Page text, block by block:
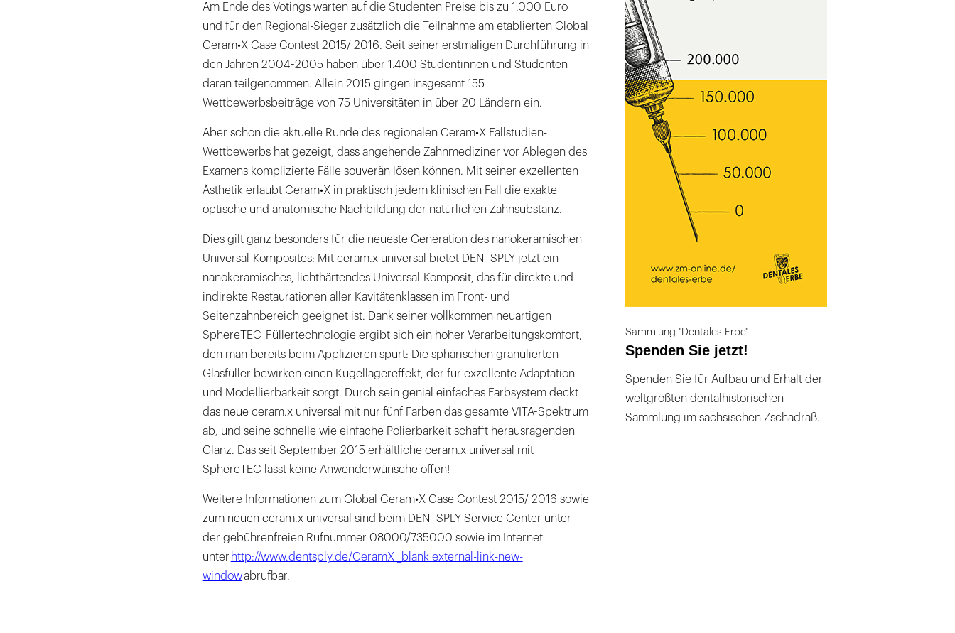
Am Ende des Votings warten auf die Studenten Preise bis zu 1.000 Euro
und für den Regional-Sieger zusätzlich die Teilnahme am etablierten Global
Ceram•X Case Contest 2015/ 2016. Seit seiner erstmaligen Durchführung in
den Jahren 2004-2005 haben über 1.400 Studentinnen und Studenten
daran teilgenommen. Allein 2015 gingen insgesamt 155
Wettbewerbsbeiträge von 75 Universitäten in über 20 Ländern ein.
Aber schon die aktuelle Runde des regionalen Ceram•X Fallstudien-
Wettbewerbs hat gezeigt, dass angehende Zahnmediziner vor Ablegen des
Examens komplizierte Fälle souverän lösen können. Mit seiner exzellenten
Ästhetik erlaubt Ceram•X in praktisch jedem klinischen Fall die exakte
optische und anatomische Nachbildung der natürlichen Zahnsubstanz.
Dies gilt ganz besonders für die neueste Generation des nanokeramischen
Universal-Komposites: Mit ceram.x universal bietet DENTSPLY jetzt ein
nanokeramisches, lichthärtendes Universal-Komposit, das für direkte und
indirekte Restaurationen aller Kavitätenklassen im Front- und
Seitenzahnbereich geeignet ist. Dank seiner vollkommen neuartigen
SphereTEC-Füllertechnologie ergibt sich ein hoher Verarbeitungskomfort,
den man bereits beim Applizieren spürt: Die sphärischen granulierten
Glasfüller bewirken einen Kugellagereffekt, der für exzellente Adaptation
und Modellierbarkeit sorgt. Durch sein genial einfaches Farbsystem deckt
das neue ceram.x universal mit nur fünf Farben das gesamte VITA-Spektrum
ab, und seine schnelle wie einfache Polierbarkeit schafft herausragenden
Glanz. Das seit September 2015 erhältliche ceram.x universal mit
SphereTEC lässt keine Anwenderwünsche offen!
Weitere Informationen zum Global Ceram•X Case Contest 2015/ 2016 sowie
zum neuen ceram.x universal sind beim DENTSPLY Service Center unter
der gebührenfreien Rufnummer 08000/735000 sowie im Internet
unter http://www.dentsply.de/CeramX _blank external-link-new-
windowabrufbar.
Sammlung "Dentales Erbe"
Spenden Sie jetzt!
Spenden Sie für Aufbau und Erhalt der
weltgrößten dentalhistorischen
Sammlung im sächsischen Zschadraß.